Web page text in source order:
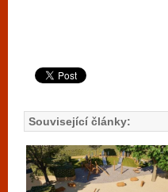
Související články: